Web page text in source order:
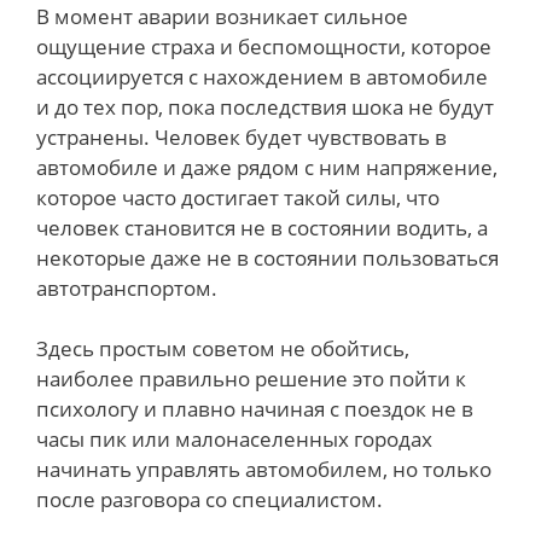
В момент аварии возникает сильное
ощущение страха и беспомощности, которое
ассоциируется с нахождением в автомобиле
и до тех пор, пока последствия шока не будут
устранены. Человек будет чувствовать в
автомобиле и даже рядом с ним напряжение,
которое часто достигает такой силы, что
человек становится не в состоянии водить, а
некоторые даже не в состоянии пользоваться
автотранспортом.
Здесь простым советом не обойтись,
наиболее правильно решение это пойти к
психологу и плавно начиная с поездок не в
часы пик или малонаселенных городах
начинать управлять автомобилем, но только
после разговора со специалистом.